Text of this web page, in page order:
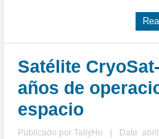
Satélite
años de
espacio
Publicado porTallyHo Date: